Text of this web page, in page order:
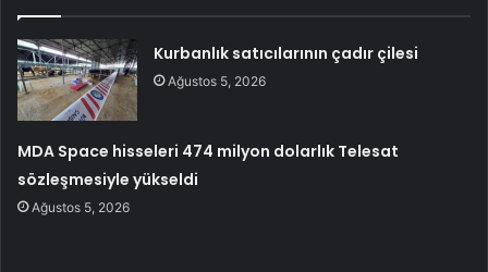
Kurbanlık satıcılarının çadır çilesi
Ağustos 5, 2026
MDA Space hisseleri 474 milyon dolarlık Telesat
sözleşmesiyle yükseldi
Ağustos 5, 2026